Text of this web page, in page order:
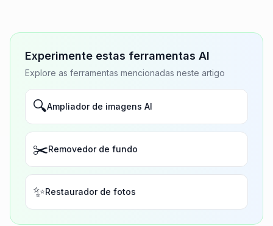
Experimente estas ferramentas AI
Explore as ferramentas mencionadas neste artigo
🔍Ampliador de imagens AI
✂️Removedor de fundo
✨Restaurador de fotos